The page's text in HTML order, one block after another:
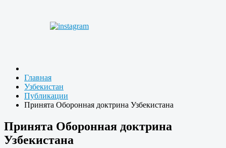
Главная
Узбекистан
Публикации
Принята Оборонная доктрина Узбекистана
Принята Оборонная доктрина
Узбекистана